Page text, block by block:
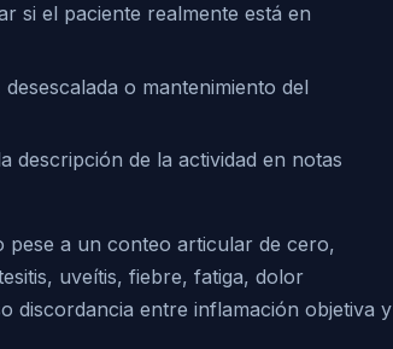
si el paciente realmente está en
o mantenimiento del
descripción de la actividad en notas
pese a un conteo articular de cero,
uveítis, fiebre, fatiga, dolor
discordancia entre inflamación objetiva y